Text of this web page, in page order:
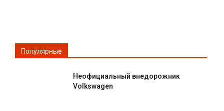
Популярные
Неофициальный внедорожник
Volkswagen